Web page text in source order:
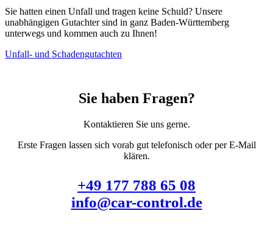
Sie hatten einen Unfall und tragen keine Schuld? Unsere
unabhängigen Gutachter sind in ganz Baden-Württemberg
unterwegs und kommen auch zu Ihnen!
Unfall- und Schadengutachten
Sie haben Fragen?
Kontaktieren Sie uns gerne.
Erste Fragen lassen sich vorab gut telefonisch oder per E-Mail
klären.
+49 177 788 65 08
info@car-control.de